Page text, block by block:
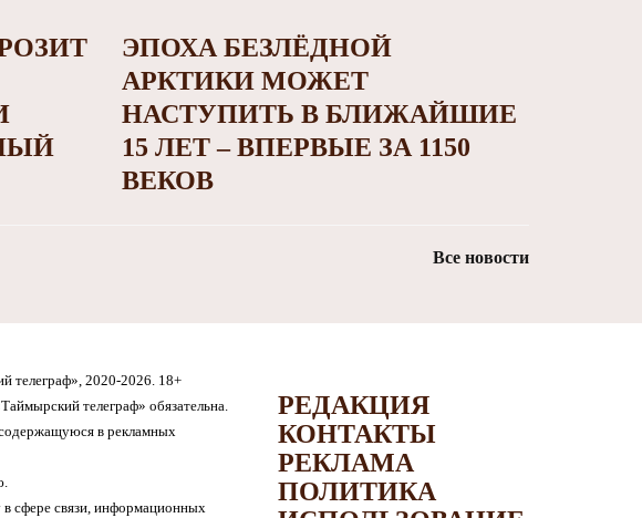
ЭПОХА БЕЗЛЁДНОЙ
АРКТИКИ МОЖЕТ
НАСТУПИТЬ В БЛИЖАЙШИЕ
15 ЛЕТ – ВПЕРВЫЕ ЗА 1150
ВЕКОВ
Все новости
телеграф», 2020-2026. 18+
телеграф» обязательна.
в рекламных
сфере связи, информационных
РЕДАКЦИЯ
КОНТАКТЫ
РЕКЛАМА
ПОЛИТИКА